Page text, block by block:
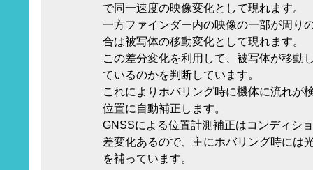
で同一速度の映像変化として現れます。
一方ファインダー内の映像の一部が周り
合は被写体の移動変化として現れます。
この差分変化を利用して、被写体が移動
ているのかを判断しています。
これによりホバリング時に機体に流れが
位置に自動補正します。
GNSSによる位置計測補正はコンディシ
差変化あるので、主にホバリング時には
を補っています。